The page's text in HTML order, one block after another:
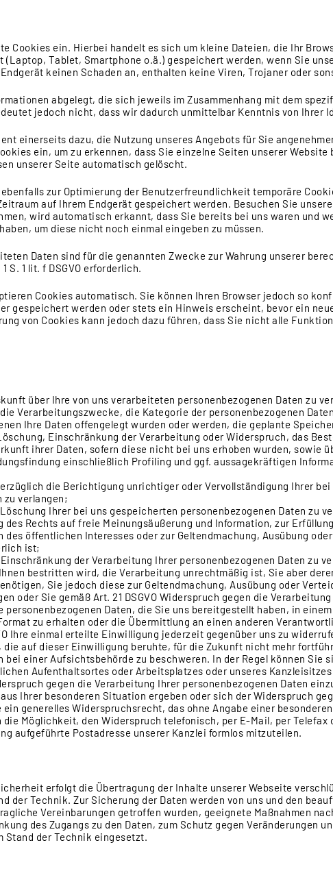
Cookies ein. Hierbei handelt es sich um kleine Dateien, die Ihr
(Laptop, Tablet, Smartphone o.ä.) gespeichert werden, wenn Sie
keinen Schaden an, enthalten keine Viren, Trojaner oder
abgelegt, die sich jeweils im Zusammenhang mit dem
jedoch nicht, dass wir dadurch unmittelbar Kenntnis von Ihrer
einerseits dazu, die Nutzung unseres Angebots für Sie
ein, um zu erkennen, dass Sie einzelne Seiten unserer
unserer Seite automatisch gelöscht.
zur Optimierung der Benutzerfreundlichkeit temporäre
auf Ihrem Endgerät gespeichert werden. Besuchen Sie
wird automatisch erkannt, dass Sie bereits bei uns waren und
um diese nicht noch einmal eingeben zu müssen.
Daten sind für die genannten Zwecke zur Wahrung unserer
S. 1 lit. f DSGVO erforderlich.
Cookies automatisch. Sie können Ihren Browser jedoch so
gespeichert werden oder stets ein Hinweis erscheint, bevor ein
von Cookies kann jedoch dazu führen, dass Sie nicht alle
über Ihre von uns verarbeiteten personenbezogenen Daten zu
Verarbeitungszwecke, die Kategorie der personenbezogenen
Ihre Daten offengelegt wurden oder werden, die geplante
Einschränkung der Verarbeitung oder Widerspruch, das
ihrer Daten, sofern diese nicht bei uns erhoben wurden, sowie
einschließlich Profiling und ggf. aussagekräftigen
die Berichtigung unrichtiger oder Vervollständigung Ihrer
zu verlangen;
Löschung Ihrer bei uns gespeicherten personenbezogenen Daten zu
des Rechts auf freie Meinungsäußerung und Information, zur
des öffentlichen Interesses oder zur Geltendmachung, Ausübung
ist;
Einschränkung der Verarbeitung Ihrer personenbezogenen Daten zu
bestritten wird, die Verarbeitung unrechtmäßig ist, Sie aber
Sie jedoch diese zur Geltendmachung, Ausübung oder
oder Sie gemäß Art. 21 DSGVO Widerspruch gegen die
personenbezogenen Daten, die Sie uns bereitgestellt haben, in
zu erhalten oder die Übermittlung an einen anderen
Ihre einmal erteilte Einwilligung jederzeit gegenüber uns zu
auf dieser Einwilligung beruhte, für die Zukunft nicht mehr
bei einer Aufsichtsbehörde zu beschweren. In der Regel können Sie
Aufenthaltsortes oder Arbeitsplatzes oder unseres Kanzleisitzes
gegen die Verarbeitung Ihrer personenbezogenen Daten
Ihrer besonderen Situation ergeben oder sich der Widerspruch
ein generelles Widerspruchsrecht, das ohne Angabe einer
Möglichkeit, den Widerspruch telefonisch, per E-Mail, per Telefax
aufgeführte Postadresse unserer Kanzlei formlos mitzuteilen.
erfolgt die Übertragung der Inhalte unserer Webseite
der Technik. Zur Sicherung der Daten werden von uns und den
Vereinbarungen getroffen wurden, geeignete Maßnahmen
des Zugangs zu den Daten, zum Schutz gegen Veränderungen
Stand der Technik eingesetzt.